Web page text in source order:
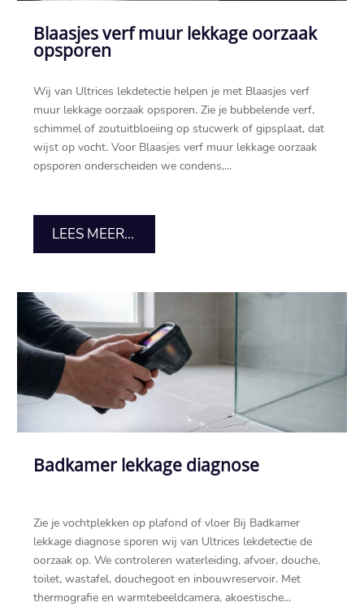
Blaasjes verf muur lekkage oorzaak
opsporen
Wij van Ultrices lekdetectie helpen je met Blaasjes verf
muur lekkage oorzaak opsporen.​ Zie je bubbelende verf,
schimmel of zoutuitbloeiing op stucwerk of gipsplaat, dat
wijst op vocht.​ Voor Blaasjes verf muur lekkage oorzaak
opsporen onderscheiden we condens,...
LEES MEER...
Badkamer lekkage diagnose
Zie je vochtplekken op plafond of vloer Bij Badkamer
lekkage diagnose sporen wij van Ultrices lekdetectie de
oorzaak op.​ We controleren waterleiding, afvoer, douche,
toilet, wastafel, douchegoot en inbouwreservoir.​ Met
thermografie en warmtebeeldcamera, akoestische...